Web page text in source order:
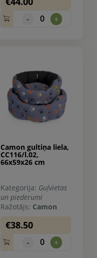
- 0 +
Camon gultiņa liela,
CC116/l.02,
66x59x26 cm
Kategorija: Guļvietas
un piederumi
Ražotājs: Camon
€38.50
- 0 +